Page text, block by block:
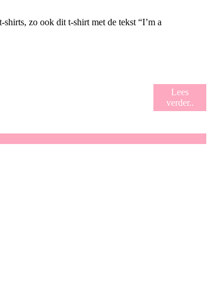
zo ook dit t-shirt met de tekst “I’m a
Lees
verder..